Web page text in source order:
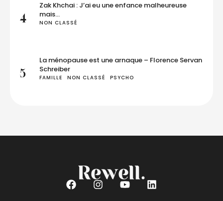
4
Zak Khchai : J’ai eu une enfance malheureuse
mais…
NON CLASSÉ
5
La ménopause est une arnaque – Florence Servan
Schreiber
FAMILLE NON CLASSÉ PSYCHO